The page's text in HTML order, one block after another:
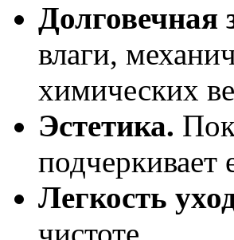
Долговечная
влаги,
химических
Эстетика.
подчеркивает
Легкость